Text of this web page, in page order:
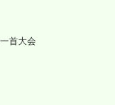
首大会